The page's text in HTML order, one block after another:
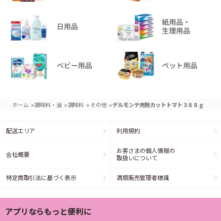
ホーム >調味料・油 >調味料 > その他 >デルモンテ完熟カットトマト３８８ｇ
配送エリア 利用規約
会社概要
お客さまの個人情報の
取扱いについて
特定商取引法に基づく表示 酒類販売管理者標識
アプリならもっと便利に